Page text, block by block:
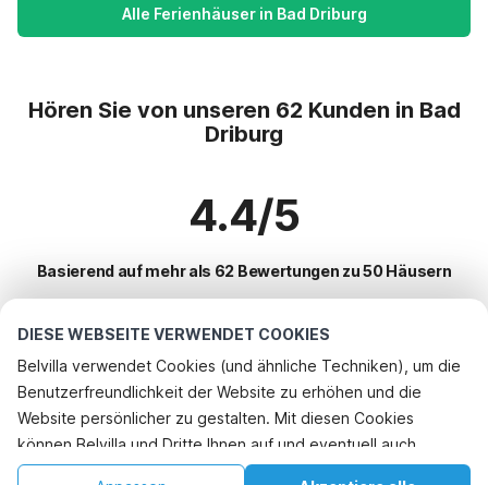
DIESE WEBSEITE VERWENDET COOKIES
Belvilla verwendet Cookies (und ähnliche Techniken), um die
Benutzerfreundlichkeit der Website zu erhöhen und die
Website persönlicher zu gestalten. Mit diesen Cookies
können Belvilla und Dritte Ihnen auf und eventuell auch
außerhalb unserer Website folgen, um Werbung Ihren
Alle Ferienhäuser in Bad Driburg
Hören Sie von unseren 62 Kunden in Bad
Driburg
4.4/5
Basierend auf mehr als 62 Bewertungen zu 50 Häusern
Beliebteste Reiseziele für Urlaub
Top-Städte mit Top-Annehmlichkeiten für den Urlaub
Kinderfreundliche Ferienunterkünfte bad-driburg
Kinderfreundliche Ferienunterkünfte altenbeken
Beliebte Ausstattungen für Urlaub in Bad-driburg
Kinderfreundliche Ferienunterkünfte
Rufen Sie an, um zu buchen